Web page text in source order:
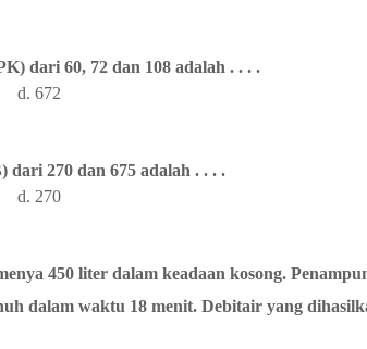
dari 60, 72 dan 108 adalah . . . .
672
dari 270 dan 675 adalah . . . .
270
450 liter dalam keadaan kosong.
dalam waktu 18 menit. Debitair yang